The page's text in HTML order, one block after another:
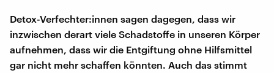
Detox-Verfechter:innen sagen dagegen, dass wir
inzwischen derart viele Schadstoffe in unseren Körper
aufnehmen, dass wir die Entgiftung ohne Hilfsmittel
gar nicht mehr schaffen könnten. Auch das stimmt